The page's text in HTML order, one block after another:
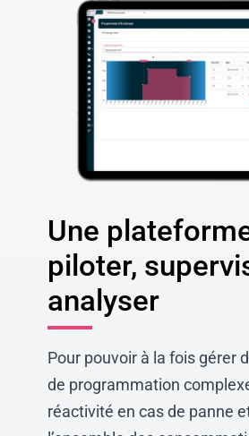
Une
piloter,
analyser
Pour pouvoir à la fois gérer
de programmation
réactivité en cas de panne